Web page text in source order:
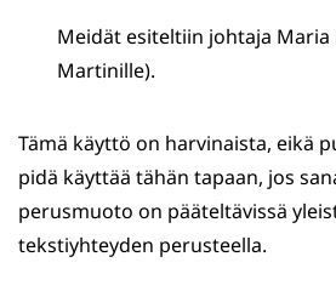
Meidät esiteltiin johtaja Maria
Martinille).
Tämä käyttö on harvinaista, eikä
pidä käyttää tähän tapaan, jos
perusmuoto on pääteltävissä
tekstiyhteyden perusteella.